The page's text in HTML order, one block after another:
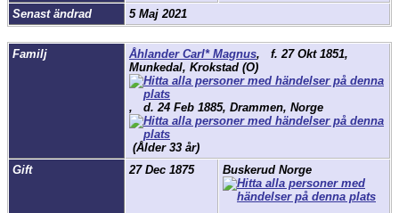
Senast ändrad
5 Maj 2021
Familj Åhlander Carl* Magnus, f. 27 Okt 1851,
Munkedal, Krokstad (O)
, d. 24 Feb 1885, Drammen, Norge
(Ålder 33 år)
Gift
27 Dec 1875 Buskerud Norge